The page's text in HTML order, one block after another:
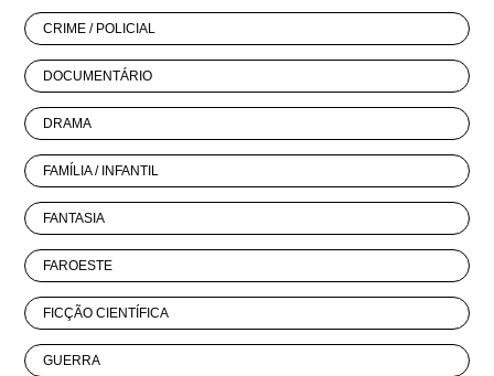
CRIME / POLICIAL
DOCUMENTÁRIO
DRAMA
FAMÍLIA / INFANTIL
FANTASIA
FAROESTE
FICÇÃO CIENTÍFICA
GUERRA